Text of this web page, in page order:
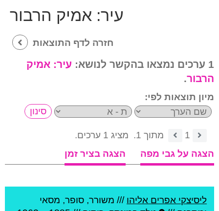
עיר: אמיק הרבור
חזרה לדף התוצאות
1 ערכים נמצאו בהקשר לנושא: עיר: אמיק
הרבור.
מיון תוצאות לפי:
1 מתוך 1.
מציג 1 ערכים.
הצגה על גבי מפה
הצגה בציר זמן
ליסיצקי אפרים אליהו /// משורר, סופר, מסאי